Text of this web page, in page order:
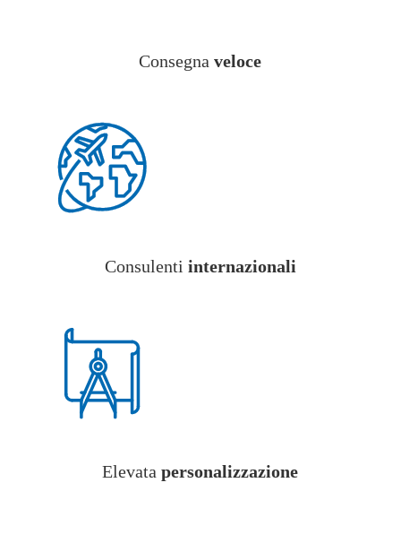
Consegnaveloce
Consulenti internazionali
Elevatapersonalizzazione